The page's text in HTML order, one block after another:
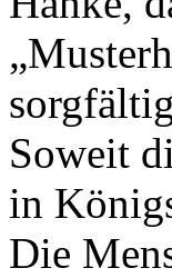
Soweit
in
Die